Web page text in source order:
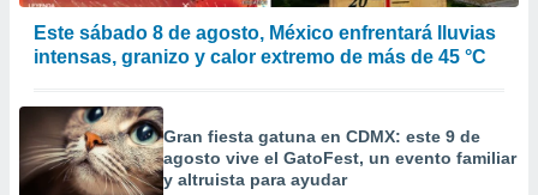
Este sábado 8 de agosto, México enfrentará lluvias
intensas, granizo y calor extremo de más de 45 °C
Gran fiesta gatuna en CDMX: este 9 de
agosto vive el GatoFest, un evento familiar
y altruista para ayudar